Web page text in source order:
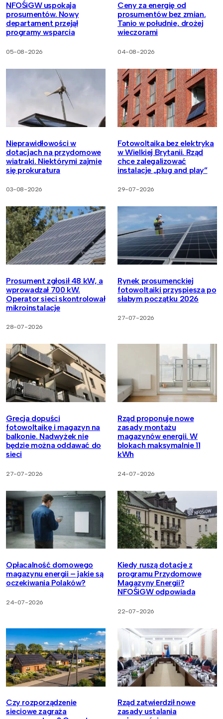
NFOŚiGW uspokaja
prosumentów. Nowy
departament przejął
programy wsparcia
05-08-2026
Ceny za energię od
prosumentów bez zmian.
Tanio w południe, drożej
wieczorami
04-08-2026
Nieprawidłowości w
dotacjach na przydomowe
wiatraki. Niektórymi zajmie
się prokuratura
03-08-2026
Fotowoltaika bez elektryka
w Wielkiej Brytanii. Rząd
chce zalegalizować
instalacje „plug and play”
29-07-2026
Prosument zgłosił 48 kW, a
wprowadzał 700 kW.
Operator sieci skontrolował
mikroinstalacje
28-07-2026
Rynek prosumenckiej
fotowoltaiki przyspiesza po
słabym początku 2026
27-07-2026
Grecja dopuści
fotowoltaikę i magazyn na
balkonie. Nadwyżek nie
będzie można oddawać do
sieci
27-07-2026
Rząd proponuje nowe
zasady montażu
magazynów energii. W
blokach maksymalnie 11
kWh
24-07-2026
Opłacalność domowego
magazynu energii – jakie są
oczekiwania Polaków?
24-07-2026
Kiedy ruszą dotacje z
programu Przydomowe
Magazyny Energii?
NFOŚiGW odpowiada
22-07-2026
Czy rozporządzenie
sieciowe zagraża
Rząd zatwierdził nowe
zasady ustalania